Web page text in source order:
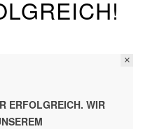
ERFOLGREICH. WIR
×